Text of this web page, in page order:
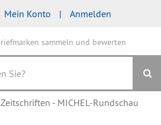
Mein Konto Anmelden
Zeitschriften - MICHEL-Rundschau